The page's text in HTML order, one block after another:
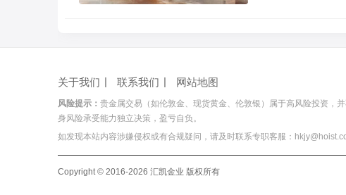
关于我们 联系我们 网站地图
风险提示： 贵金属交易（如伦敦金、现货黄金、伦敦银）属于高风险投资，
身风险承受能力独立决策，盈亏自负。
如发现本站内容涉嫌侵权或有合规疑问，请及时联系专职客服：
Copyright © 2016-2026 汇凯金业 版权所有